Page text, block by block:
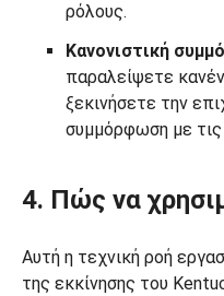
ρόλους.
Κανονιστική
παραλείψετε
ξεκινήσετε την
συμμόρφωση με
4. Πώς να
Αυτή η τεχνική ροή
της εκκίνησης του